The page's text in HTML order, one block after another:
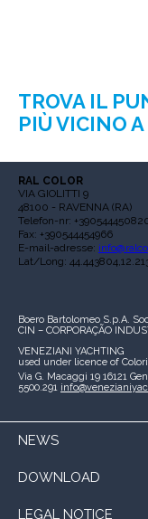
TROVA IL
PIÙ VICINO A
RAL COLOR
VIA GIOLITTI 9
48100 - RAVENNA (RA)
Telefon-nr:
Fax: +390544454966
E-mail-adresse:
Lat/Long:
Boero Bartolomeo S.p.A.
CIN – CORPORAÇÃO
VENEZIANI YACHTING
used under licence of
Via G. Macaggi 19 16121
5500.291
NEWS
DOWNLOAD
LEGAL NOTICE